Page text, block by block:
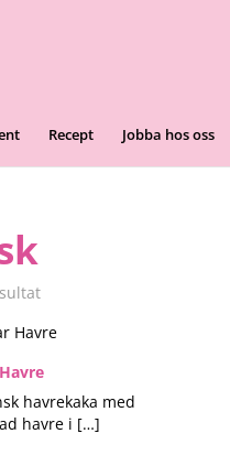
Recept Jobba hos oss
havrekaka med
havre i […]